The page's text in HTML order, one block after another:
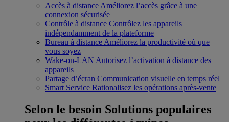
Accès à distance Améliorez l’accès grâce à une
connexion sécurisée
Contrôle à distance Contrôlez les appareils
indépendamment de la plateforme
Bureau à distance Améliorez la productivité où que
vous soyez
Wake-on-LAN Autorisez l’activation à distance des
appareils
Partage d’écran Communication visuelle en temps réel
Smart Service Rationalisez les opérations après-vente
Selon le besoin Solutions populaires